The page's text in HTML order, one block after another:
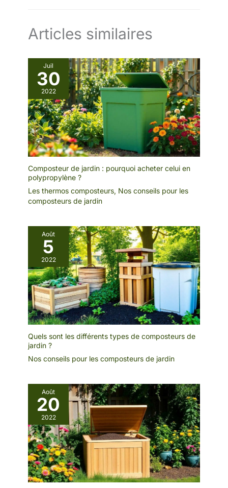
Articles similaires
Juil
30
2022
Composteur de jardin : pourquoi acheter celui en
polypropylène ?
Les thermos composteurs, Nos conseils pour les
composteurs de jardin
Août
5
2022
Quels sont les différents types de composteurs de
jardin ?
Nos conseils pour les composteurs de jardin
Août
20
2022